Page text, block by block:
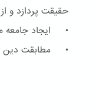
حقیقت پردازد و
• ایجاد جامعه
• مطابقت دین